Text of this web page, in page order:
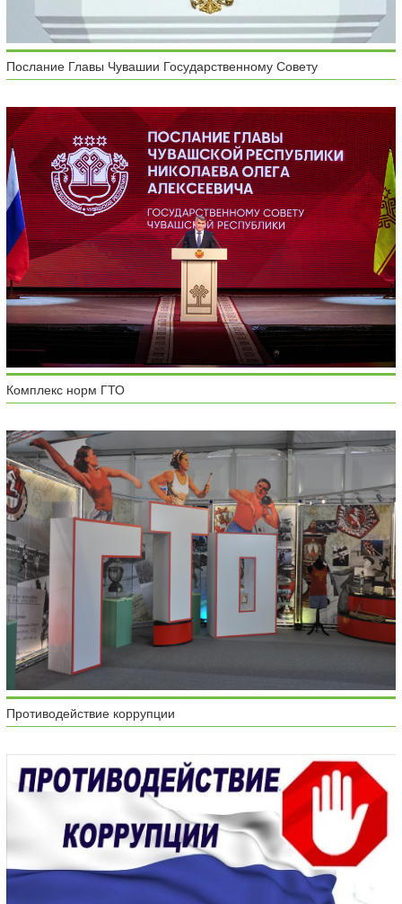
Послание Главы Чувашии Государственному Совету
Комплекс норм ГТО
Противодействие коррупции